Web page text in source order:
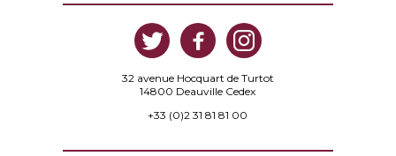
32 avenue Hocquart de Turtot
14800 Deauville Cedex
+33 (0)2 31 81 81 00